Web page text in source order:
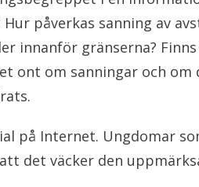
påverkas sanning av
innanför gränserna?
ont om sanningar och om
Internet. Ungdomar
det väcker den